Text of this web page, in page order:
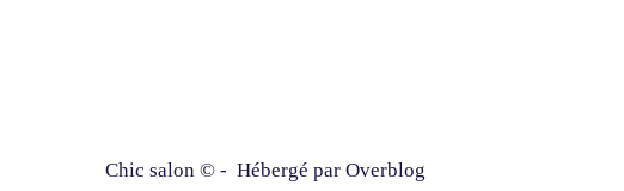
Chic salon © - Hébergé par Overblog